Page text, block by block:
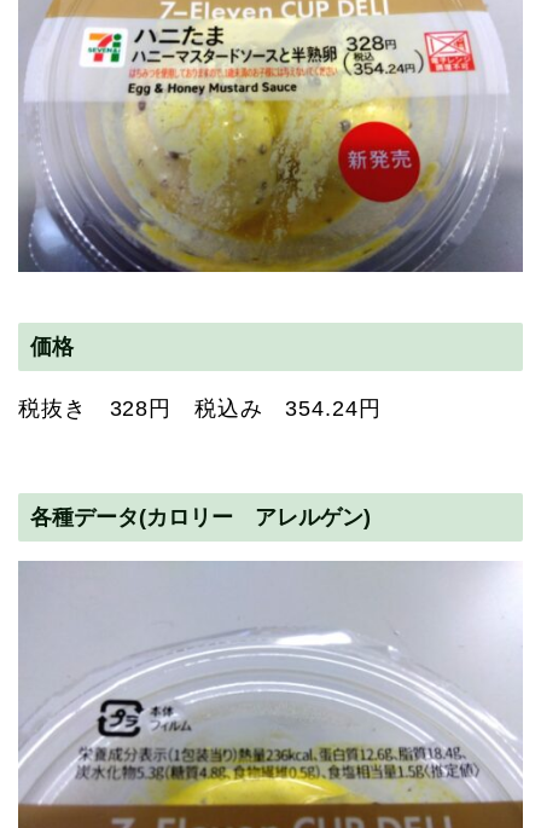
価格
税抜き 328円 税込み 354.24円
各種データ(カロリー アレルゲン)